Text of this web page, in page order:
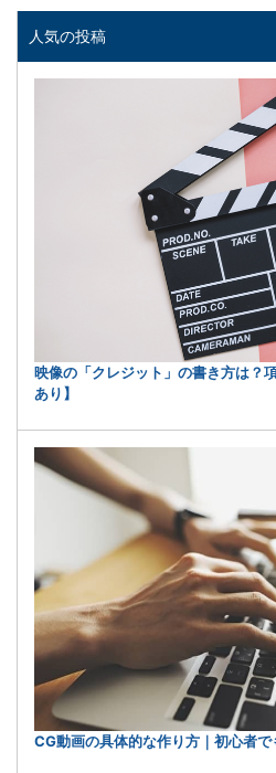
人気の投稿
映像の「クレジット」の書き方は？
あり】
CG動画の具体的な作り方｜初心者